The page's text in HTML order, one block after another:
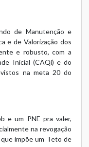
de Manutenção e
e de Valorização dos
e robusto, com a
Inicial (CAQi) e do
na meta 20 do
e um PNE pra valer,
na revogação
impõe um Teto de